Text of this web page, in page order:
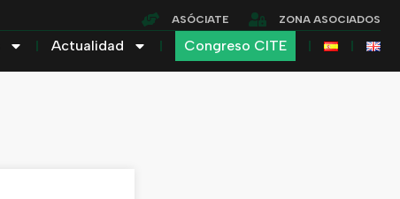
ASÓCIATE ZONA ASOCIADOS
Actualidad Congreso CITE